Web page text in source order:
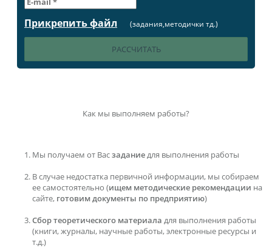
Прикрепить файл (задания,методички тд.)
Как мы выполняем работы?
Мы получаем от Васзаданиедля выполнения работы
В случае недостатка первичной информации, мы собираем
ее самостоятельно (ищем методические рекомендации на
сайте, готовим документы по предприятию)
Сбор теоретического материала для выполнения работы
(книги, журналы, научные работы, электронные ресурсы и
т.д.)